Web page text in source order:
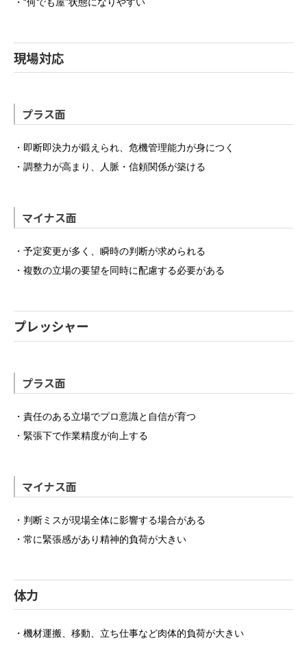
現場対応
プラス面
・即断即決力が鍛えられ、危機管理能力が身につく
・調整力が高まり、人脈・信頼関係が築ける
マイナス面
・予定変更が多く、瞬時の判断が求められる
・複数の立場の要望を同時に配慮する必要がある
プレッシャー
プラス面
・責任のある立場でプロ意識と自信が育つ
・緊張下で作業精度が向上する
マイナス面
・判断ミスが現場全体に影響する場合がある
・常に緊張感があり精神的負荷が大きい
体力
・機材運搬、移動、立ち仕事など肉体的負荷が大きい